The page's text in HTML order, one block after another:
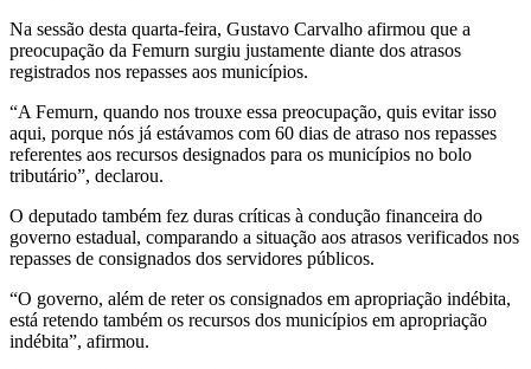
Na sessão desta quarta-feira, Gustavo Carvalho afirmou que a
preocupação da Femurn surgiu justamente diante dos atrasos
registrados nos repasses aos municípios.
“A Femurn, quando nos trouxe essa preocupação, quis evitar isso
aqui, porque nós já estávamos com 60 dias de atraso nos repasses
referentes aos recursos designados para os municípios no bolo
tributário”, declarou.
O deputado também fez duras críticas à condução financeira do
governo estadual, comparando a situação aos atrasos verificados nos
repasses de consignados dos servidores públicos.
“O governo, além de reter os consignados em apropriação indébita,
está retendo também os recursos dos municípios em apropriação
indébita”, afirmou.